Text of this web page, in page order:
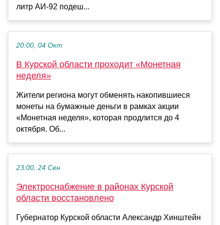
литр АИ-92 подеш...
20:00, 04 Окт
В Курской области проходит «Монетная
неделя»
Жители региона могут обменять накопившиеся
монеты на бумажные деньги в рамках акции
«Монетная неделя», которая продлится до 4
октября. Об...
23:00, 24 Сен
Электроснабжение в районах Курской
области восстановлено
Губернатор Курской области Александр Хинштейн